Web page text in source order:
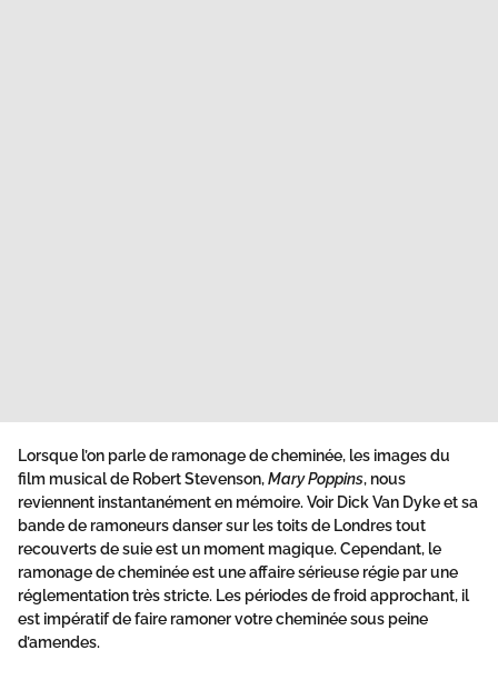
Lorsque l’on parle de ramonage de cheminée, les images du
film musical de Robert Stevenson,Mary Poppins, nous
reviennent instantanément en mémoire. Voir Dick Van Dyke et sa
bande de ramoneurs danser sur les toits de Londres tout
recouverts de suie est un moment magique. Cependant, le
ramonage de cheminée est une affaire sérieuse régie par une
réglementation très stricte. Les périodes de froid approchant, il
est impératif de faire ramoner votre cheminée sous peine
d’amendes.